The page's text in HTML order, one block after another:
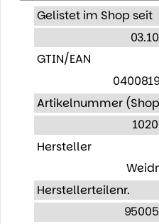
Gelistet im Shop seit
GTIN/EAN
Artikelnummer
Hersteller
Herstellerteilenr.